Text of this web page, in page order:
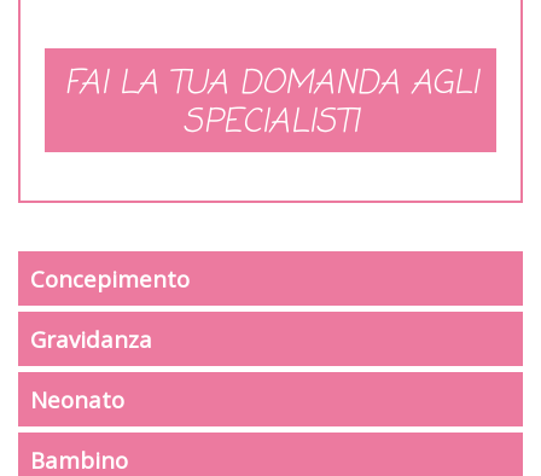
FAI LA TUA DOMANDA AGLI
SPECIALISTI
Concepimento
Gravidanza
Neonato
Bambino